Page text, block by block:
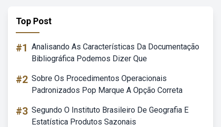
Top Post
#1 Analisando As Características Da Documentação
Bibliográfica Podemos Dizer Que
#2 Sobre Os Procedimentos Operacionais
Padronizados Pop Marque A Opção Correta
#3 Segundo O Instituto Brasileiro De Geografia E
Estatística Produtos Sazonais